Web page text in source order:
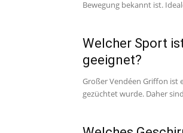
Bewegung bekannt ist.
Welcher Sport
geeignet?
Großer Vendéen Griffon ist
gezüchtet wurde. Daher